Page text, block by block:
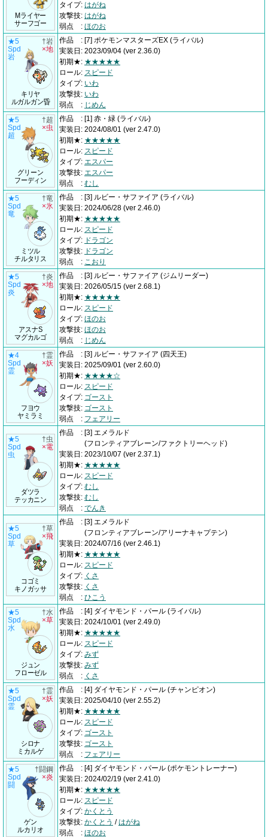
Mライヤー
サーフゴー
タイプ: はがね
攻撃技: はがね
弱点
: ほのお
★5
Spd
岩
キリヤ
ルガルガン昏
†岩
×地
作品 : [7] ポケモンマスターズEX (ライバル)
実装日 : 2023/09/04 (ver 2.36.0)
初期★: ★★★★★
ロール: スピード
タイプ: いわ
攻撃技: いわ
弱点
: じめん
★5
Spd
超
グリーン
フーディン
†超
×虫
作品 : [1] 赤・緑 (ライバル)
実装日 : 2024/08/01 (ver 2.47.0)
初期★: ★★★★★
ロール: スピード
タイプ: エスパー
攻撃技: エスパー
弱点
: むし
★5
Spd
竜
ミツル
チルタリス
†竜
×氷
作品 : [3] ルビー・サファイア (ライバル)
実装日 : 2024/06/28 (ver 2.46.0)
初期★: ★★★★★
ロール: スピード
タイプ: ドラゴン
攻撃技: ドラゴン
弱点
: こおり
★5
Spd
炎
アスナS
マグカルゴ
†炎
×地
作品 : [3] ルビー・サファイア (ジムリーダー)
実装日 : 2026/05/15 (ver 2.68.1)
初期★: ★★★★★
ロール: スピード
タイプ: ほのお
攻撃技: ほのお
弱点
: じめん
★4
Spd
霊
フヨウ
ヤミラミ
†霊
×妖
作品 : [3] ルビー・サファイア (四天王)
実装日 : 2025/09/01 (ver 2.60.0)
初期★: ★★★★☆
ロール: スピード
タイプ: ゴースト
攻撃技: ゴースト
弱点
: フェアリー
★5
Spd
虫
ダツラ
テッカニン
†虫
×電
作品 : [3] エメラルド
(フロンティアブレーン/ファクトリーヘッド)
実装日 : 2023/10/07 (ver 2.37.1)
初期★: ★★★★★
ロール: スピード
タイプ: むし
攻撃技: むし
弱点
: でんき
★5
Spd
草
コゴミ
キノガッサ
†草
×飛
作品 : [3] エメラルド
(フロンティアブレーン/アリーナキャプテン)
実装日 : 2024/07/16 (ver 2.46.1)
初期★: ★★★★★
ロール: スピード
タイプ: くさ
攻撃技: くさ
弱点
: ひこう
★5
Spd
水
ジュン
フローゼル
†水
×草
作品 : [4] ダイヤモンド・パール (ライバル)
実装日 : 2024/10/01 (ver 2.49.0)
初期★: ★★★★★
ロール: スピード
タイプ: みず
攻撃技: みず
弱点
: くさ
★5
Spd
霊
シロナ
ミカルゲ
†霊
×妖
作品 : [4] ダイヤモンド・パール (チャンピオン)
実装日 : 2025/04/10 (ver 2.55.2)
初期★: ★★★★★
ロール: スピード
タイプ: ゴースト
攻撃技: ゴースト
弱点
: フェアリー
★5
Spd
闘
ゲン
ルカリオ
†闘鋼
×炎
作品 : [4] ダイヤモンド・パール (ポケモントレーナー)
実装日 : 2024/02/19 (ver 2.41.0)
初期★: ★★★★★
ロール: スピード
タイプ: かくとう
攻撃技: かくとう /はがね
弱点
: ほのお